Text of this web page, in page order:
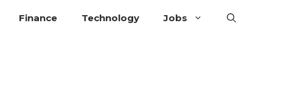
Finance Technology Jobs